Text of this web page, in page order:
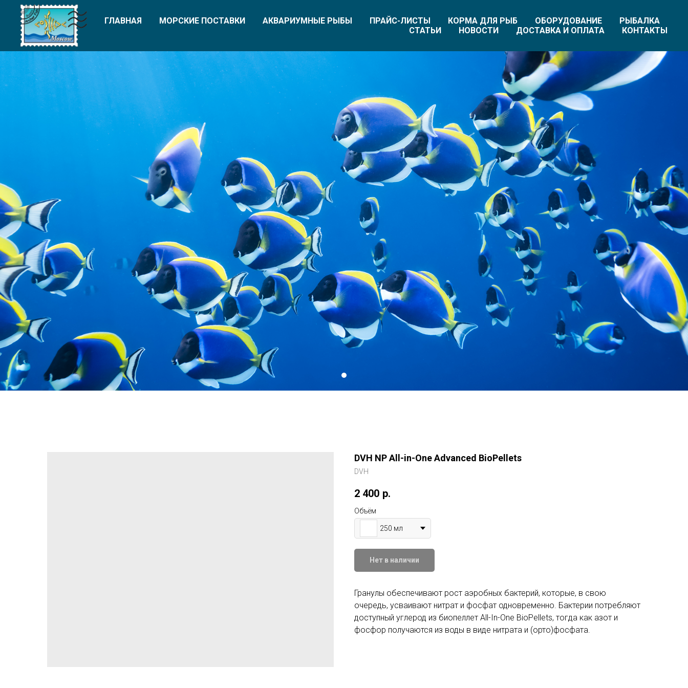
ГЛАВНАЯ МОРСКИЕ ПОСТАВКИ АКВАРИУМНЫЕ РЫБЫ ПРАЙС-ЛИСТЫ КОРМА ДЛЯ РЫБ ОБОРУДОВАНИЕ
РЫБАЛКА
СТАТЬИ
НОВОСТИ ДОСТАВКА И ОПЛАТА КОНТАКТЫ
DVH NP All-in-One Advanced BioPellets
DVH
2 400 р.
Объём
250 мл
Нет в наличии
Гранулы обеспечивают рост аэробных бактерий, которые, в свою
очередь, усваивают нитрат и фосфат одновременно. Бактерии потребляют
доступный углерод из биопеллет All-In-One BioPellets, тогда как азот и
фосфор получаются из воды в виде нитрата и (орто)фосфата.